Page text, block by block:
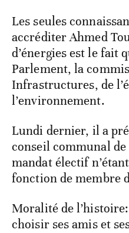
Les seules
accréditer Ahmed
d’énergies est le fait
Parlement, la
Infrastructures, de
l’environnement.
Lundi dernier, il a
conseil communal
mandat électif
fonction de membre
Moralité de
choisir ses amis et